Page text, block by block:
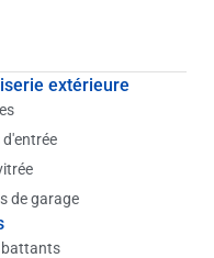
extérieure
de garage
battants